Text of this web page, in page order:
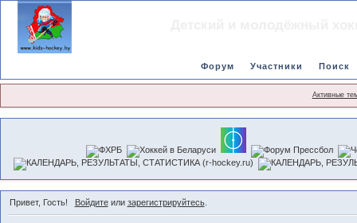
Форум Участники Поиск
Активные
Привет, Гость! Войдитеили зарегистрируйтесь.